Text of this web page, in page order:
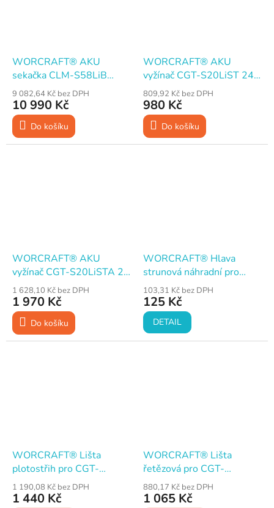
WORCRAFT® AKU
sekačka CLM-S58LiB
BRUSHLESS 51 cm, 60 l,
58 V ShareSYS, 1× Li-ion
4.0 Ah, nabíječka
9 082,64 Kč bez DPH
10 990 Kč
Do košíku
WORCRAFT® AKU
vyžínač CGT-S20LiST 24
cm, 2 nože, strun. hlava,
20 V ShareSYS (bez
baterie a nabíječky)
809,92 Kč bez DPH
980 Kč
Do košíku
WORCRAFT® AKU
vyžínač CGT-S20LiSTA 24
cm, 20 V ShareSYS, 1× Li-
ion 2.0 Ah, nabíječka,
strunová hlava
1 628,10 Kč bez DPH
1 970 Kč
Do košíku
WORCRAFT® Hlava
strunová náhradní pro
AKU vyžínač CGT-S20Li
103,31 Kč bez DPH
125 Kč
DETAIL
WORCRAFT® Lišta
plotostřih pro CGT-
S40LiBHP 39 cm
1 190,08 Kč bez DPH
1 440 Kč
WORCRAFT® Lišta
řetězová pro CGT-
S40LiBHP 25 cm
880,17 Kč bez DPH
1 065 Kč